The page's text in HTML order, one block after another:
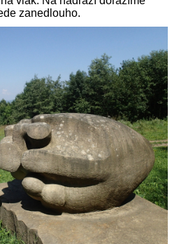
zanedlouho.